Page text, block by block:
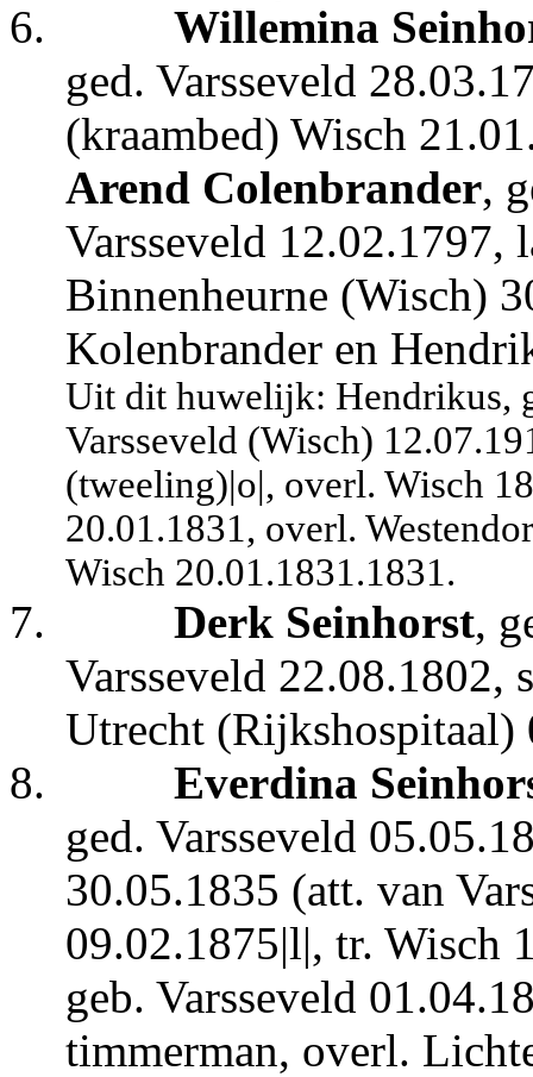
6. Willemina
ged. Varsseveld
(kraambed) Wisch
Arend Colenbrander,
Varsseveld
Binnenheurne (Wisch)
Kolenbrander en
Uit dit huwelijk: Hendrikus,
Varsseveld (Wisch)
(tweeling)|o|, overl. Wisch
20.01.1831, overl.
Wisch 20.01.1831.1831.
7. Derk Seinhorst,
Varsseveld 22.08.1802,
Utrecht (Rijkshospitaal)
8.
Everdina
ged. Varsseveld
30.05.1835 (att. van
09.02.1875|l|, tr. Wisch
geb. Varsseveld
timmerman, overl.